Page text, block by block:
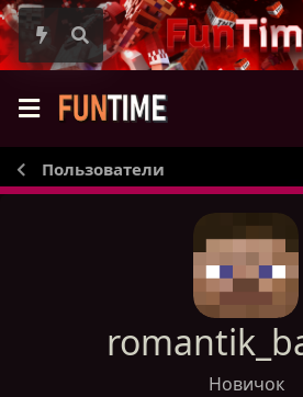
Пользователи
Новичок